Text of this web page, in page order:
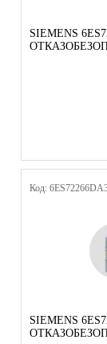
SIEMENS
Код:
SIEMENS